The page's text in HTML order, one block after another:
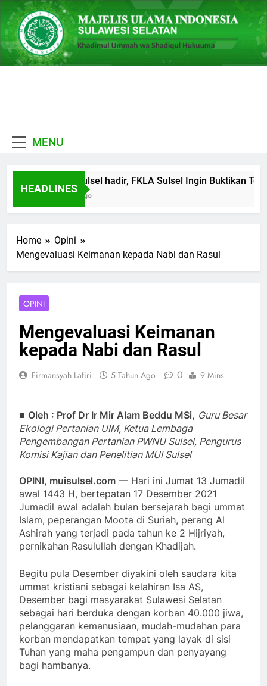
Skip
to
content
MENU
HEADLINES
MUI Sulsel hadir, FKLA Sulsel Ingin Buktikan
6 Hari Ago
Home
Opini
Mengevaluasi Keimanan kepada Nabi dan Rasul
OPINI
Mengevaluasi Keimanan
kepada Nabi dan Rasul
Firmansyah Lafiri 5 Tahun Ago 0 9 Mins
■ Oleh : Prof Dr Ir Mir Alam Beddu MSi, Guru Besar
Ekologi Pertanian UIM, Ketua Lembaga
Pengembangan Pertanian PWNU Sulsel, Pengurus
Komisi Kajian dan Penelitian MUI Sulsel
OPINI, muisulsel.com — Hari ini Jumat 13 Jumadil
awal 1443 H, bertepatan 17 Desember 2021
Jumadil awal adalah bulan bersejarah bagi ummat
Islam, peperangan Moota di Suriah, perang Al
Ashirah yang terjadi pada tahun ke 2 Hijriyah,
pernikahan Rasulullah dengan Khadijah.
Begitu pula Desember diyakini oleh saudara kita
ummat kristiani sebagai kelahiran Isa AS,
Desember bagi masyarakat Sulawesi Selatan
sebagai hari berduka dengan korban 40.000 jiwa,
pelanggaran kemanusiaan, mudah-mudahan para
korban mendapatkan tempat yang layak di sisi
Tuhan yang maha pengampun dan penyayang
bagi hambanya.